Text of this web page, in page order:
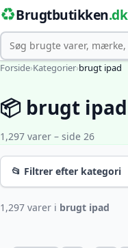
♻️Brugtbutikken.dk
Søg
Forside›Kategorier›brugt ipad
📦 brugt ipad
1,297 varer – side 26
📂 Filtrer efter kategori
1,297 varer i brugt ipad